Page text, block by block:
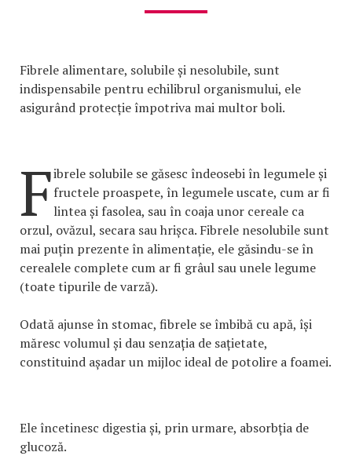
Fibrele alimentare, solubile și nesolubile, sunt
indispensabile pentru echilibrul organismului, ele
asigurând protecție împotriva mai multor boli.
Fibrele solubile se găsesc îndeosebi în legumele și
fructele proaspete, în legumele uscate, cum ar fi
lintea și fasolea, sau în coaja unor cereale ca
orzul, ovăzul, secara sau hrișca. Fibrele nesolubile sunt
mai puțin prezente în alimentație, ele găsindu-se în
cerealele complete cum ar fi grâul sau unele legume
(toate tipurile de varză).
Odată ajunse în stomac, fibrele se îmbibă cu apă, își
măresc volumul și dau senzația de sațietate,
constituind așadar un mijloc ideal de potolire a foamei.
Ele încetinesc digestia și, prin urmare, absorbția de
glucoză.